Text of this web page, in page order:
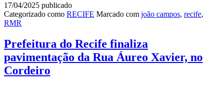
investe
milhão
em
contenção
17/04/2025 publicado
Categorizado como RECIFE Marcado com joão campos, recife,
RMR
Prefeitura do Recife finaliza
pavimentação da Rua Áureo Xavier, no
Cordeiro